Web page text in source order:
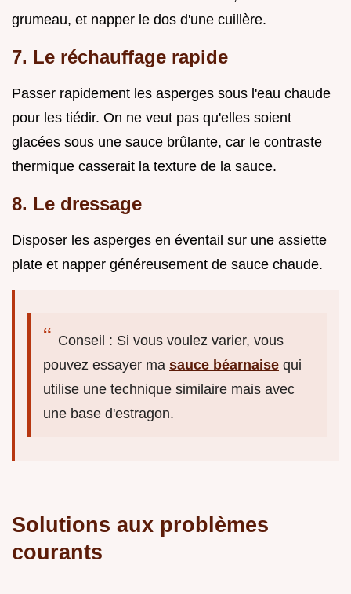
grumeau, et napper le dos d'une cuillère.
7. Le réchauffage rapide
Passer rapidement les asperges sous l'eau chaude
pour les tiédir. On ne veut pas qu'elles soient
glacées sous une sauce brûlante, car le contraste
thermique casserait la texture de la sauce.
8. Le dressage
Disposer les asperges en éventail sur une assiette
plate et napper généreusement de sauce chaude.
Conseil : Si vous voulez varier, vous
pouvez essayer ma sauce béarnaise qui
utilise une technique similaire mais avec
une base d'estragon.
Solutions aux problèmes
courants